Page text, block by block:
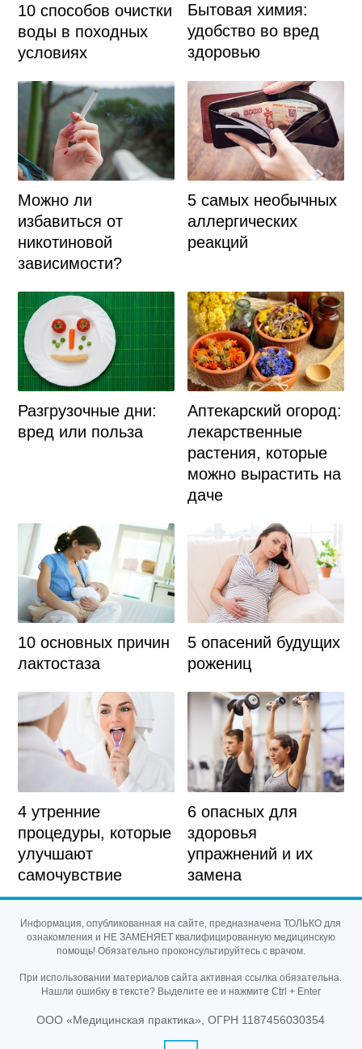
10 способов очистки
воды в походных
условиях
Бытовая химия:
удобство во вред
здоровью
Можно ли
избавиться от
никотиновой
зависимости?
5 самых необычных
аллергических
реакций
Разгрузочные дни:
вред или польза
Аптекарский огород:
лекарственные
растения, которые
можно вырастить на
даче
10 основных причин
лактостаза
5 опасений будущих
рожениц
4 утренние
процедуры, которые
улучшают
самочувствие
6 опасных для
здоровья
упражнений и их
замена
Информация, опубликованная на сайте, предназначена ТОЛЬКО для
ознакомления и НЕ ЗАМЕНЯЕТ квалифицированную медицинскую
помощь! Обязательно проконсультируйтесь с врачом.
При использовании материалов сайта активная ссылка обязательна.
Нашли ошибку в тексте? Выделите ее и нажмите Ctrl + Enter
ООО «Медицинская практика», ОГРН 1187456030354